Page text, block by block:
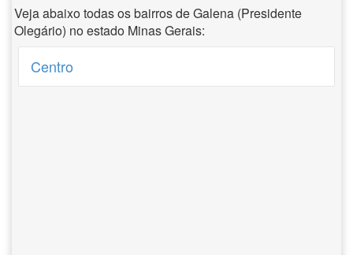
Veja abaixo todas os bairros de Galena (Presidente
Olegário) no estado Minas Gerais:
Centro